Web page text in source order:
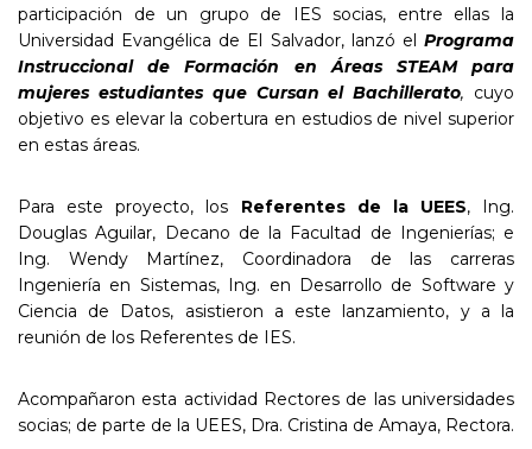
participación de un grupo de IES socias, entre ellas la
Universidad Evangélica de El Salvador, lanzó el Programa
Instruccional de Formación en Áreas STEAM para
mujeres estudiantes que Cursan el Bachillerato, cuyo
objetivo es elevar la cobertura en estudios de nivel superior
en estas áreas.
Para este proyecto, los Referentes de la UEES, Ing.
Douglas Aguilar, Decano de la Facultad de Ingenierías; e
Ing. Wendy Martínez, Coordinadora de las carreras
Ingeniería en Sistemas, Ing. en Desarrollo de Software y
Ciencia de Datos, asistieron a este lanzamiento, y a la
reunión de los Referentes de IES.
Acompañaron esta actividad Rectores de las universidades
socias; de parte de la UEES, Dra. Cristina de Amaya, Rectora.